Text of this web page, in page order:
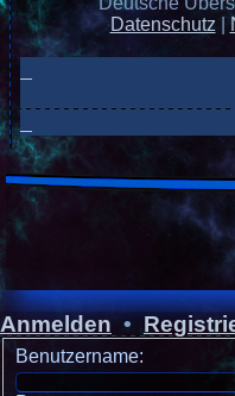
Datenschutz|
Anmelden•
Benutzername: